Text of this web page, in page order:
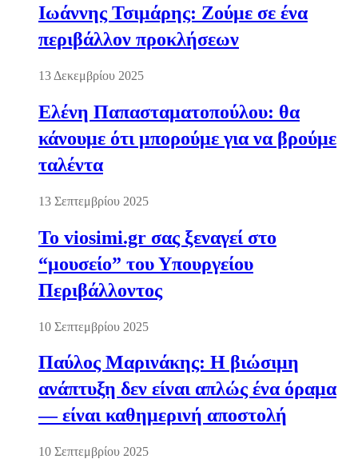
Ιωάννης Τσιμάρης: Ζούμε σε ένα
περιβάλλον προκλήσεων
13 Δεκεμβρίου 2025
Ελένη Παπασταματοπούλου: θα
κάνουμε ότι μπορούμε για να βρούμε
ταλέντα
13 Σεπτεμβρίου 2025
Το viosimi.gr σας ξεναγεί στο
“μουσείο” του Υπουργείου
Περιβάλλοντος
10 Σεπτεμβρίου 2025
Παύλος Μαρινάκης: Η βιώσιμη
ανάπτυξη δεν είναι απλώς ένα όραμα
— είναι καθημερινή αποστολή
10 Σεπτεμβρίου 2025